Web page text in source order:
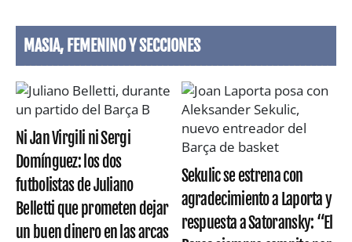
MASIA, FEMENINO Y SECCIONES
Ni Jan Virgili ni Sergi
Domínguez: los dos
futbolistas de Juliano
Belletti que prometen dejar
un buen dinero en las arcas
Sekulic se estrena con
agradecimiento a Laporta y
respuesta a Satoransky: “El